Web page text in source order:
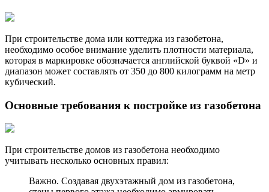
При строительстве дома или коттеджа из газобетона,
необходимо особое внимание уделить плотности материала,
которая в маркировке обозначается английской буквой «D» и
диапазон может составлять от 350 до 800 килограмм на метр
кубический.
Основные требования к постройке из газобетона
При строительстве домов из газобетона необходимо
учитывать несколько основных правил:
Важно. Создавая двухэтажный дом из газобетона,